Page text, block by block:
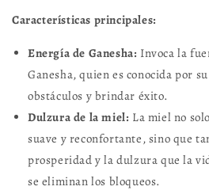
Características principales:
Energía de Ganesha: Invoca la
Ganesha, quien es conocida por
obstáculos y brindar éxito.
Dulzura de la miel: La miel no
suave y reconfortante, sino que
prosperidad y la dulzura que la
se eliminan los bloqueos.